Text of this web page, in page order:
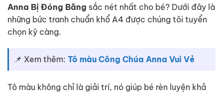
Anna Bị Đóng Băng sắc nét nhất cho bé? Dưới đây là
những bức tranh chuẩn khổ A4 được chúng tôi tuyển
chọn kỹ càng.
📌 Xem thêm: Tô màu Công Chúa Anna Vui Vẻ
Tô màu không chỉ là giải trí, nó giúp bé rèn luyện khả